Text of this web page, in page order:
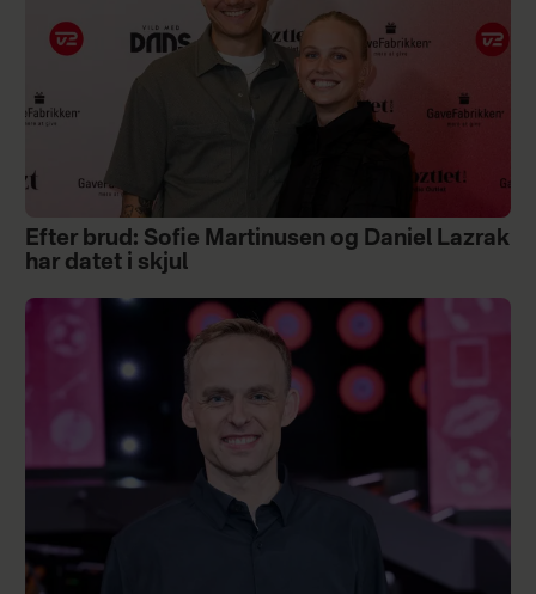
Efter brud: Sofie Martinusen og Daniel Lazrak
har datet i skjul